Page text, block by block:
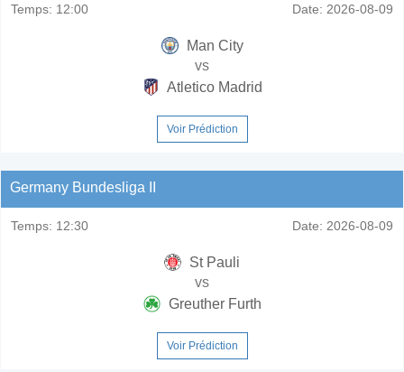
Temps: 12:00 Date: 2026-08-09
Man City
vs
Atletico Madrid
Voir Prédiction
Germany Bundesliga II
Temps: 12:30 Date: 2026-08-09
St Pauli
vs
Greuther Furth
Voir Prédiction